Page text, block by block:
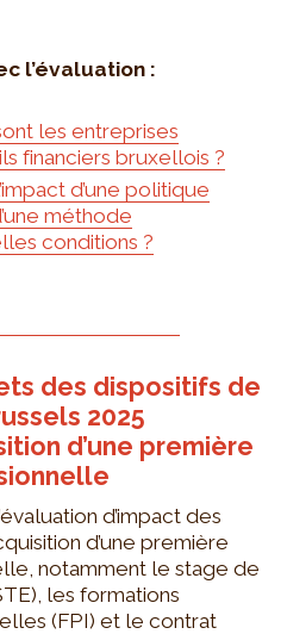
l’évaluation :
les entreprises
financiers bruxellois ?
d’une politique
méthode
conditions ?
des dispositifs de
2025
d’une première
d’impact des
d’une première
notamment le stage de
les formations
(FPI) et le contrat